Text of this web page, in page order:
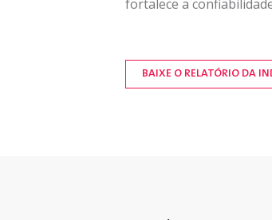
fortalece a
BAIXE O RELATÓRIO DA